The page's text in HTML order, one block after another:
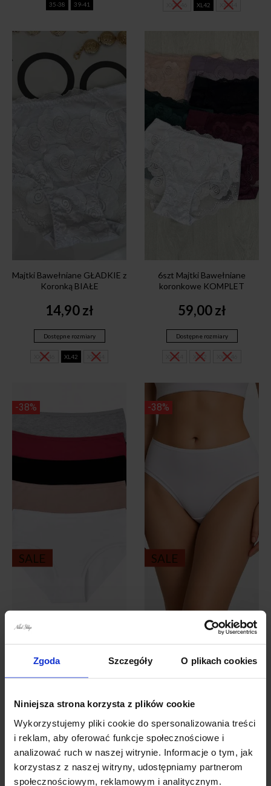
Zgoda Szczegóły O plikach cookies
Niniejsza strona korzysta z plików cookie
Wykorzystujemy pliki cookie do spersonalizowania treści
i reklam, aby oferować funkcje społecznościowe i
analizować ruch w naszej witrynie. Informacje o tym, jak
korzystasz z naszej witryny, udostępniamy partnerom
społecznościowym, reklamowym i analitycznym.
35-38 39-41 XXXL46 XL42 XXL44
Majtki Bawełniane GŁADKIE z
Koronką BIAŁE
14,90zł
Dostępne rozmiary
XXXL46 XL42 XXL44
6szt Majtki Bawełniane
koronkowe KOMPLET
59,00zł
Dostępne rozmiary
XXL44 XL42 XXXL46
-38%
SALE
1 szt Majtki Bawełniane
15,90zł
Original
was:
15,90 zł.
9,90
Current
is:
9,90 zł.
Dostępne rozmiary
XXL44
-38%
SALE
1szt Majtki Bawełniane
gładkie białe
15,90zł
Original
15,90 zł.
9,90zł
Current
9,90 zł.
Dostępne rozmiary
XL42